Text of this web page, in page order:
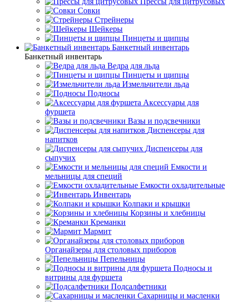
Совки
Стрейнеры
Шейкеры
Пинцеты и щипцы
Банкетный инвентарь
Банкетный инвентарь
Ведра для льда
Пинцеты и щипцы
Измельчители льда
Подносы
Аксессуары для
фуршета
Вазы и подсвечники
Диспенсеры для
напитков
Диспенсеры для
сыпучих
Емкости и
мельницы для специй
Емкости охладительные
Инвентарь
Колпаки и крышки
Корзины и хлебницы
Креманки
Мармит
Органайзеры для столовых приборов
Пепельницы
Подносы и
витрины для фуршета
Подсалфетники
Сахарницы и масленки